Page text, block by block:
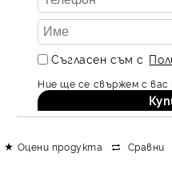
Съгласен съм с
Ние ще се свържем с вас
Оцени продукта Сравни